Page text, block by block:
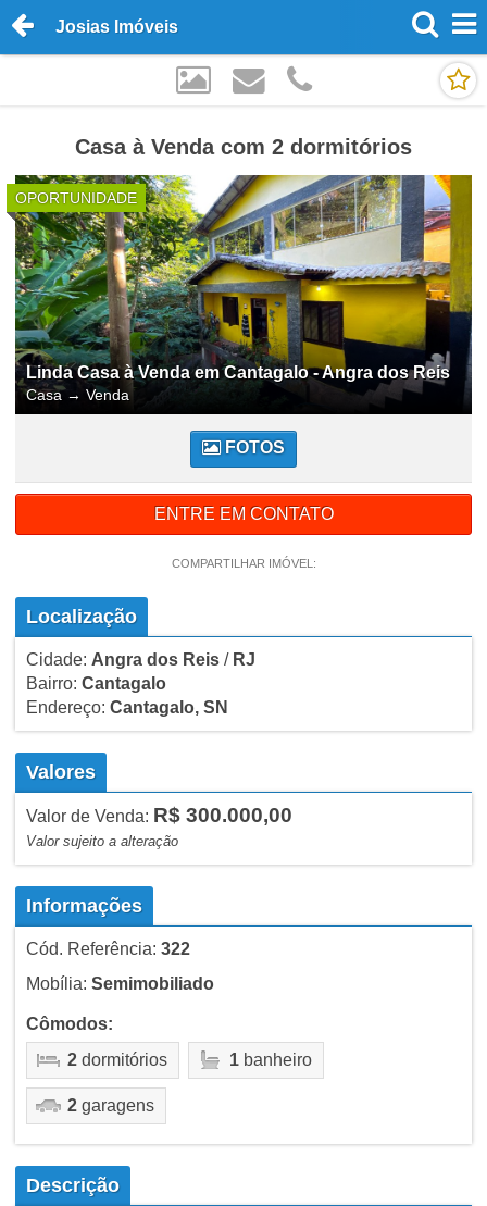
Josias Imóveis
Casa à Venda com 2 dormitórios
OPORTUNIDADE
Linda Casa à Venda em Cantagalo - Angra dos Reis
Casa→ Venda
FOTOS
ENTRE EM CONTATO
COMPARTILHAR IMÓVEL:
Localização
Cidade: Angra dos Reis/ RJ
Bairro: Cantagalo
Endereço: Cantagalo, SN
Valores
Valor de Venda: R$ 300.000,00
Valor sujeito a alteração
Informações
Cód. Referência: 322
Mobília: Semimobiliado
Cômodos:
2dormitórios 1banheiro
2garagens
Descrição